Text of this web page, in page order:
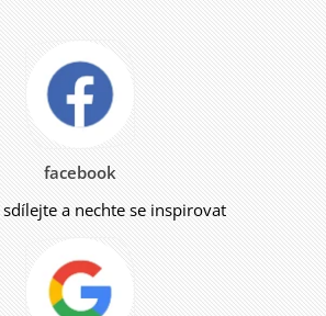
facebook
a nechte se inspirovat